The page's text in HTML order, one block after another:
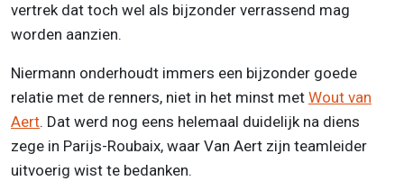
vertrek dat toch wel als bijzonder verrassend mag
worden aanzien.
Niermann onderhoudt immers een bijzonder goede
relatie met de renners, niet in het minst met Wout van
Aert. Dat werd nog eens helemaal duidelijk na diens
zege in Parijs-Roubaix, waar Van Aert zijn teamleider
uitvoerig wist te bedanken.